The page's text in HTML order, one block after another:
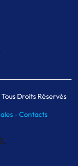
Droits Réservés
-Contacts